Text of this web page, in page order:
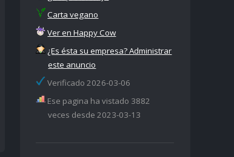
Carta vegano
Ver en Happy Cow
¿Es ésta su empresa? Administrar
este anuncio
Verificado 2026-03-06
Ese pagina ha vistado 3882
veces desde 2023-03-13